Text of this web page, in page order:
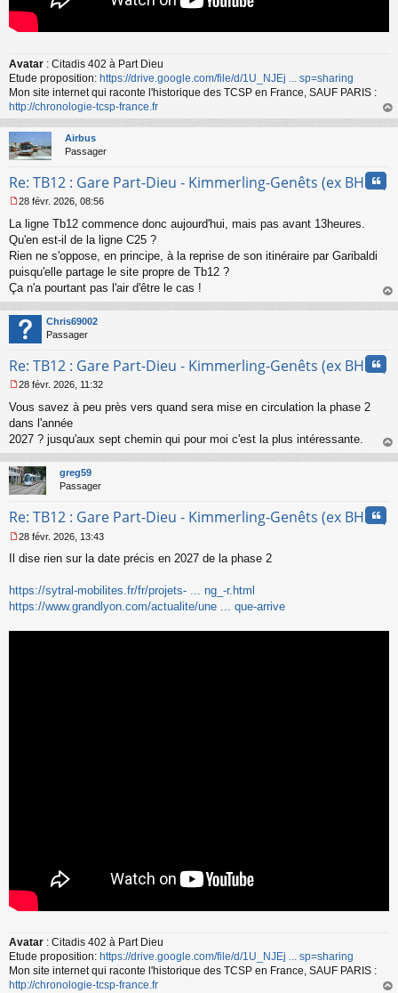
Avatar : Citadis 402 à Part Dieu
Etude proposition: https://drive.google.com/file/d/1U_NJEj ... sp=sharing
Mon site internet qui raconte l'historique des TCSP en France, SAUF PARIS :
http://chronologie-tcsp-france.fr
au
Airbus
Passager
Re: TB12 : Gare Part-Dieu - Kimmerling-Genêts (ex BHNS)
e
s
g
e
n
o
n
l
28 févr. 2026, 08:56
La ligne Tb12 commence donc aujourd'hui, mais pas avant 13heures.
Qu'en est-il de la ligne C25 ?
Rien ne s'oppose, en principe, à la reprise de son itinéraire par Garibaldi
puisqu'elle partage le site propre de Tb12 ?
Ça n'a pourtant pas l'air d'être le cas !
au
Chris69002
Passager
Re: TB12 : Gare Part-Dieu - Kimmerling-Genêts (ex BHNS)
e
s
s
g
e
n
n
u
28 févr. 2026, 11:32
Vous savez à peu près vers quand sera mise en circulation la phase 2
dans l'année
2027 ? jusqu'aux sept chemin qui pour moi c'est la plus intéressante.
au
greg59
Passager
Re: TB12 : Gare Part-Dieu - Kimmerling-Genêts (ex BHNS)
e
s
a
g
28 févr. 2026, 13:43
Il dise rien sur la date précis en 2027 de la phase 2
https://sytral-mobilites.fr/fr/projets- ... ng_-r.html
https://www.grandlyon.com/actualite/une ... que-arrive
Avatar : Citadis 402 à Part Dieu
Etude proposition: https://drive.google.com/file/d/1U_NJEj ... sp=sharing
Mon site internet qui raconte l'historique des TCSP en France, SAUF PARIS :
http://chronologie-tcsp-france.fr